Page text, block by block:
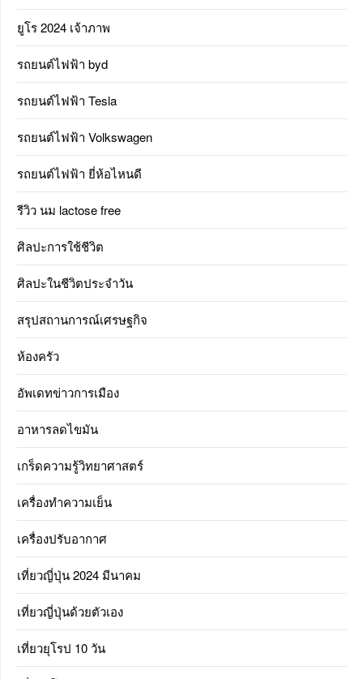
ยูโร 2024 เจ้าภาพ
รถยนต์ไฟฟ้า byd
รถยนต์ไฟฟ้า Tesla
รถยนต์ไฟฟ้า Volkswagen
รถยนต์ไฟฟ้า ยี่ห้อไหนดี
รีวิว นม lactose free
ศิลปะการใช้ชีวิต
ศิลปะในชีวิตประจำวัน
สรุปสถานการณ์เศรษฐกิจ
ห้องครัว
อัพเดทข่าวการเมือง
อาหารลดไขมัน
เกร็ดความรู้วิทยาศาสตร์
เครื่องทำความเย็น
เครื่องปรับอากาศ
เที่ยวญี่ปุ่น 2024 มีนาคม
เที่ยวญี่ปุ่นด้วยตัวเอง
เที่ยวยุโรป 10 วัน